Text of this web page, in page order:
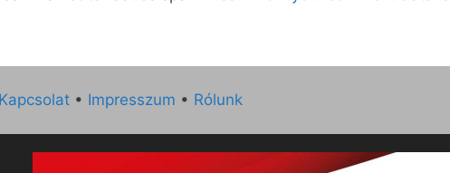
Kapcsolat • Impresszum • Rólunk